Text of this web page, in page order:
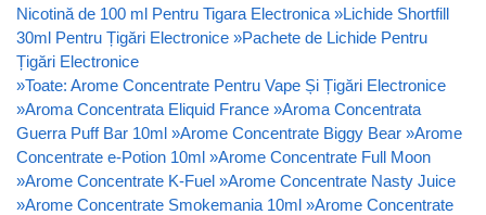
Nicotină de 100 ml Pentru Tigara Electronica »Lichide Shortfill
30ml Pentru Țigări Electronice »Pachete de Lichide Pentru
Țigări Electronice
»Toate: Arome Concentrate Pentru Vape Și Țigări Electronice
»Aroma Concentrata Eliquid France »Aroma Concentrata
Guerra Puff Bar 10ml »Arome Concentrate Biggy Bear »Arome
Concentrate e-Potion 10ml »Arome Concentrate Full Moon
»Arome Concentrate K-Fuel »Arome Concentrate Nasty Juice
»Arome Concentrate Smokemania 10ml »Arome Concentrate